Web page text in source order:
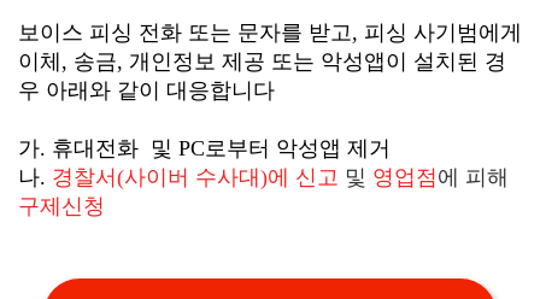
보이스 피싱 전화 또는 문자를 받고, 피싱 사기범에게
이체, 송금, 개인정보 제공 또는 악성앱이 설치된 경
우 아래와 같이 대응합니다
가. 휴대전화 및 PC로부터 악성앱 제거
나. 경찰서(사이버 수사대)에 신고 및 영업점에 피해
구제신청